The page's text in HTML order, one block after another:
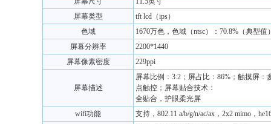
屏幕类型
tft lcd（ips）
色域
1670万色，色域（ntsc）：70.8%（典型值
屏幕分辨率
2200*1440
屏幕像素密度
229ppi
屏幕描述
屏幕比例：3:2；屏占比：86%；触摸屏：
点触控；屏幕贴合技术：
全贴合，护眼柔光屏
wifi功能
支持，802.11 a/b/g/n/ac/ax，2x2 mimo，